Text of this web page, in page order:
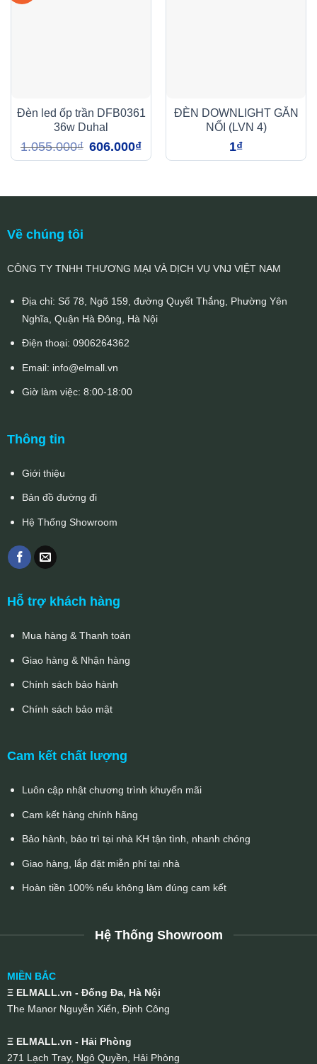
Đèn led ốp trần DFB0361
36w Duhal
1.055.000₫ Giá
gốc
là:
606.000₫Giá
tại
ĐÈN DOWNLIGHT GẮN
NỔI (LVN 4)
1₫
Về chúng tôi
CÔNG TY TNHH THƯƠNG MẠI VÀ DỊCH VỤ VNJ VIỆT NAM
Địa chỉ: Số 78, Ngõ 159, đường Quyết Thắng, Phường Yên
Nghĩa, Quận Hà Đông, Hà Nội
Điện thoại: 0906264362
Email: info@elmall.vn
Giờ làm việc: 8:00-18:00
Thông tin
Giới thiệu
Bản đồ đường đi
Hệ Thống Showroom
Hỗ trợ khách hàng
Mua hàng & Thanh toán
Giao hàng & Nhận hàng
Chính sách bảo hành
Chính sách bảo mật
Cam kết chất lượng
Luôn cập nhật chương trình khuyến mãi
Cam kết hàng chính hãng
Bảo hành, bảo trì tại nhà KH tận tình, nhanh chóng
Giao hàng, lắp đặt miễn phí tại nhà
Hoàn tiền 100% nếu không làm đúng cam kết
Hệ Thống Showroom
MIỀN BẮC
Ξ ELMALL.vn - Đống Đa, Hà Nội
The Manor Nguyễn Xiển, Định Công
Ξ ELMALL.vn - Hải Phòng
271 Lạch Tray, Ngô Quyền, Hải Phòng